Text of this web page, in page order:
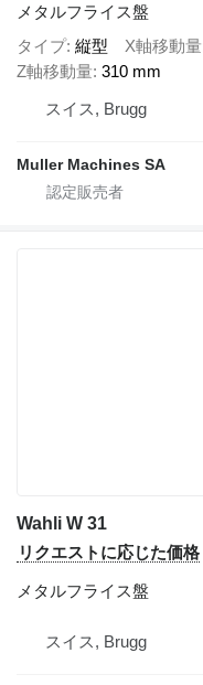
メタルフライス盤
タイプ 縦型 X軸移動量
Z軸移動量 310 mm
スイス, Brugg
Muller Machines SA
Wahli W 31
リクエストに応じた価格
メタルフライス盤
スイス, Brugg